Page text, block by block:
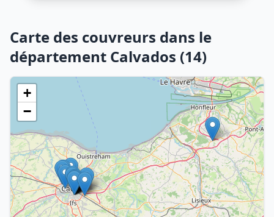
Carte des couvreurs dans le
département Calvados (14)
+
−